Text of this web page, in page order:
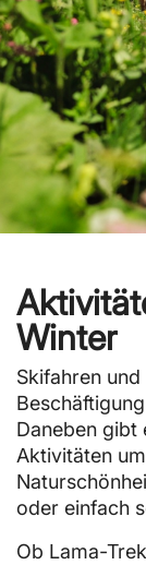
Winter
Skifahren
Daneben gibt
Aktivitäten
oder einfach
Ob Lama-